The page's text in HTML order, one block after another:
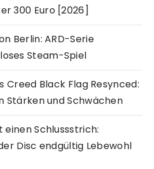
300 Euro [2026]
Berlin: ARD-Serie
Steam-Spiel
Creed Black Flag Resynced:
Stärken und Schwächen
einen Schlussstrich:
Disc endgültig Lebewohl